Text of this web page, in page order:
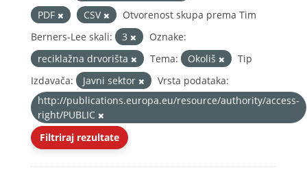
PDF
CSV
Otvorenost skupa prema Tim
Berners-Lee skali:
3
Oznake:
reciklažna drvorišta
Tema: Okoliš
Tip
Izdavača:
Javni sektor
Vrsta podataka:
http://publications.europa.eu/resource/authority/access-
right/PUBLIC
Filtriraj rezultate